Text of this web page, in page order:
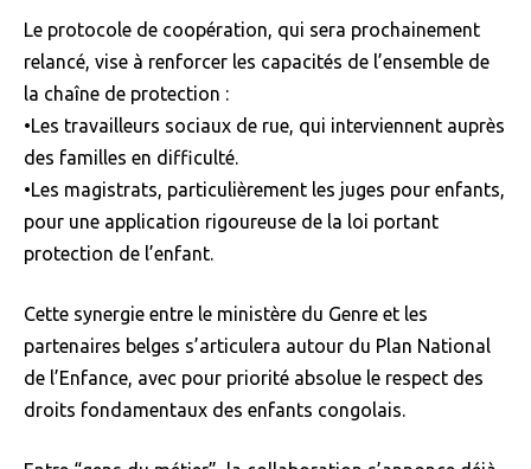
Le protocole de coopération, qui sera prochainement
relancé, vise à renforcer les capacités de l’ensemble de
la chaîne de protection :
•Les travailleurs sociaux de rue, qui interviennent auprès
des familles en difficulté.
•Les magistrats, particulièrement les juges pour enfants,
pour une application rigoureuse de la loi portant
protection de l’enfant.
Cette synergie entre le ministère du Genre et les
partenaires belges s’articulera autour du Plan National
de l’Enfance, avec pour priorité absolue le respect des
droits fondamentaux des enfants congolais.